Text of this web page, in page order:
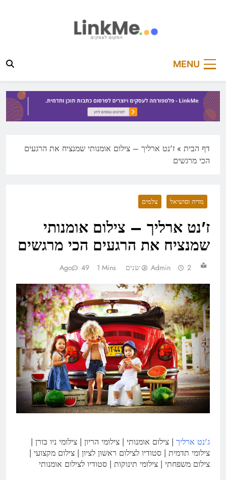
MENU
דף הבית » ז'נט ארליך – צילום אומנותי שמנציח את הרגעים
הכי מרגשים
מדיה וסושיאל צלמים
ז'נט ארליך – צילום אומנותי
שמנציח את הרגעים הכי מרגשים
Admin 2 שנים Ago 49 1 Mins
ג'נט ארליך | צילום אומנותי | צילומי הריון | צילומי ניו בורן |
צילומי תדמית | סטודיו לצילום ראשון לציון | צילום מקצועי |
צילום משפחתי | צילומי תינוקות | סטודיו לצילום אומנותי